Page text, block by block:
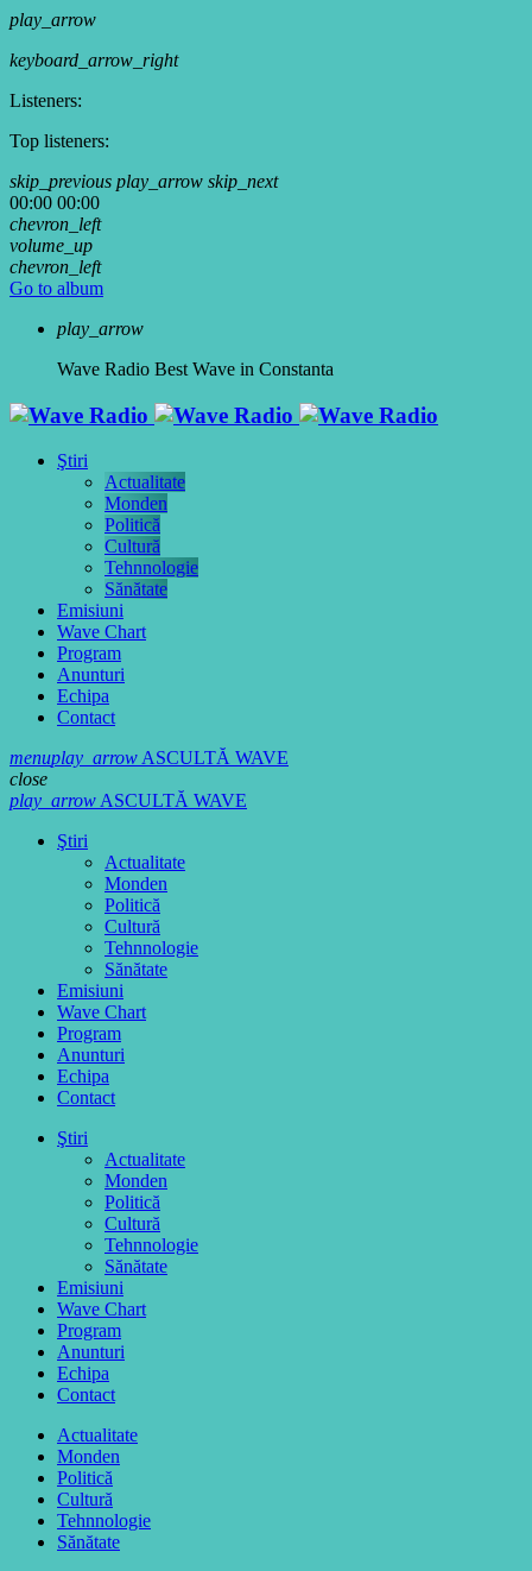
play_arrow
keyboard_arrow_right
Listeners:
Top listeners:
skip_previous play_arrow skip_next
00:00 00:00
chevron_left
volume_up
chevron_left
Go to album
play_arrow
Wave Radio Best Wave in Constanta
Ştiri
Actualitate
Monden
Politică
Cultură
Tehnnologie
Sănătate
Emisiuni
Wave Chart
Program
Anunturi
Echipa
Contact
menuplay_arrowASCULTĂ WAVE
close
play_arrowASCULTĂ WAVE
Ştiri
Actualitate
Monden
Politică
Cultură
Tehnnologie
Sănătate
Emisiuni
Wave Chart
Program
Anunturi
Echipa
Contact
Ştiri
Actualitate
Monden
Politică
Cultură
Tehnnologie
Sănătate
Emisiuni
Wave Chart
Program
Anunturi
Echipa
Contact
Actualitate
Monden
Politică
Cultură
Tehnnologie
Sănătate